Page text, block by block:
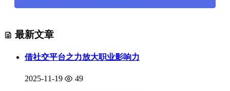
最新文章
借社交平台之力放大职业影响力
2025-11-19 49